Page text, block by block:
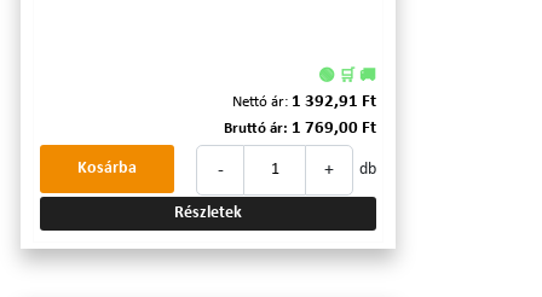
🟢 🛒 🚚
Nettó ár: 1 392,91 Ft
Bruttó ár: 1 769,00 Ft
- + db
Kosárba
Részletek